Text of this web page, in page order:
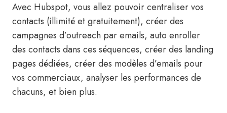
Avec Hubspot, vous allez pouvoir centraliser vos
contacts (illimité et gratuitement), créer des
campagnes d’outreach par emails, auto enroller
des contacts dans ces séquences, créer des landing
pages dédiées, créer des modèles d’emails pour
vos commerciaux, analyser les performances de
chacuns, et bien plus.